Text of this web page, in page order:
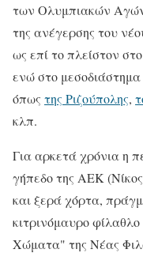
των Ολυμπιακών
της ανέγερσης του
ως επί το πλείστον
ενώ στο
όπως της Ριζούπολης,
κλπ.
Για αρκετά χρόνια η
γήπεδο της ΑΕΚ
και ξερά χόρτα,
κιτρινόμαυρο
Χώματα" της Νέας